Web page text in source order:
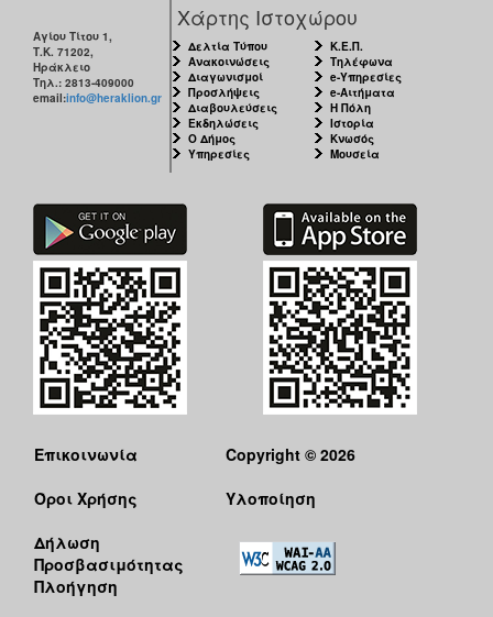
Αγίου Τίτου 1,
Τ.Κ. 71202,
Ηράκλειο
Τηλ.: 2813-409000
email:info@heraklion.gr
Χάρτης Ιστοχώρου
Δελτία Τύπου
Ανακοινώσεις
Διαγωνισμοί
Προσλήψεις
Διαβουλεύσεις
Εκδηλώσεις
Ο Δήμος
Υπηρεσίες
Κ.Ε.Π.
Τηλέφωνα
e-Υπηρεσίες
e-Αιτήματα
Η Πόλη
Ιστορία
Κνωσός
Μουσεία
Επικοινωνία
Όροι Χρήσης
Δήλωση
Προσβασιμότητας
Πλοήγηση
Copyright © 2026
Υλοποίηση